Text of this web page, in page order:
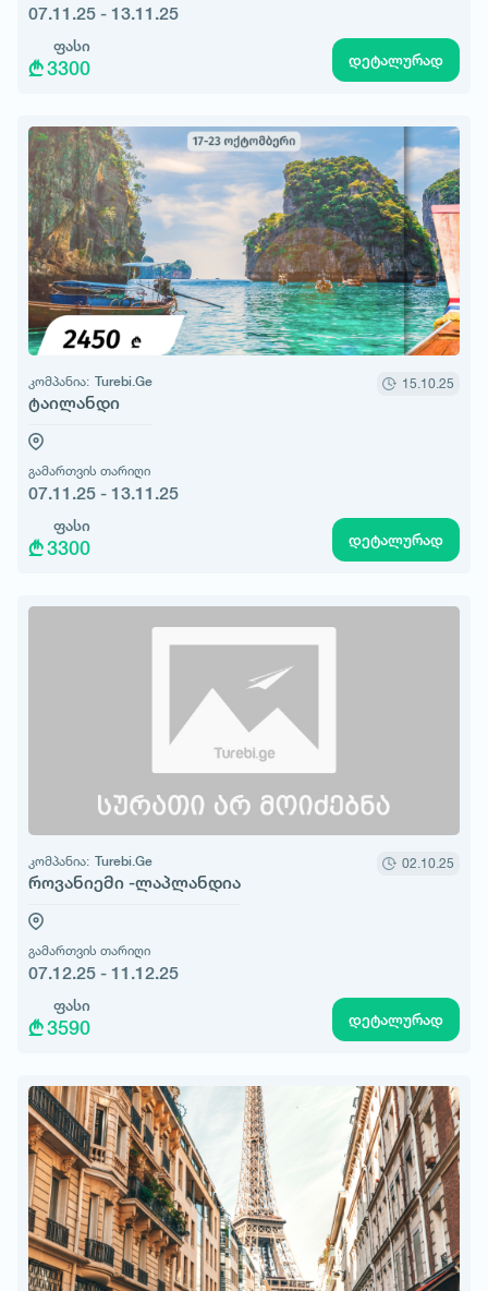
07.11.25 - 13.11.25
ფასი
3300 დეტალურად
კომპანია: Turebi.Ge
ტაილანდი
15.10.25
გამართვის თარიღი
07.11.25 - 13.11.25
ფასი
3300 დეტალურად
კომპანია: Turebi.Ge
როვანიემი -ლაპლანდია
02.10.25
გამართვის თარიღი
07.12.25 - 11.12.25
ფასი
3590 დეტალურად